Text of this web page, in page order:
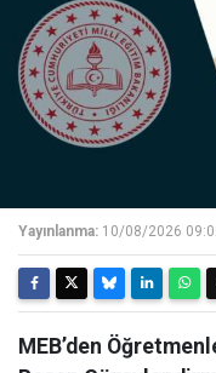
Yayınlanma: 10/08/2026
MEB’den